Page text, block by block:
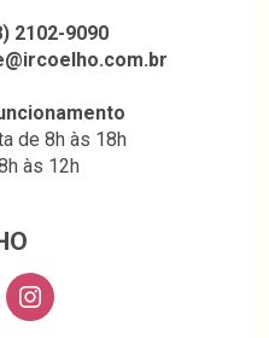
2102-9090
de 8h às 18h
às 12h